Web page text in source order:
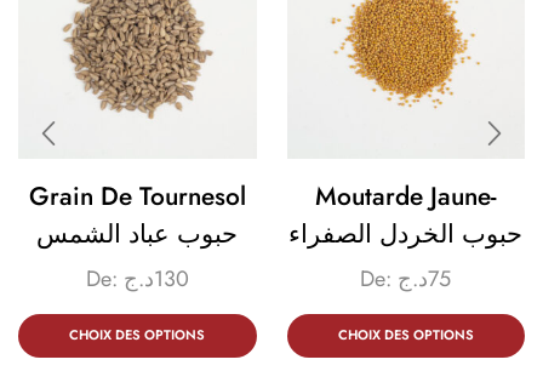
Grain De Tournesol
حبوب عباد الشمس
De: 130د.ج
CHOIX DES OPTIONS
Moutarde Jaune-
حبوب الخردل الصفراء
De: 75د.ج
CHOIX DES OPTIONS